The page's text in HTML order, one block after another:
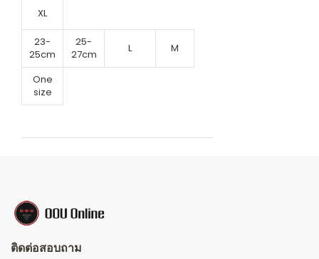
XL
23-
25cm
25-
27cm
L M
One
size
ติดต่อสอบถาม